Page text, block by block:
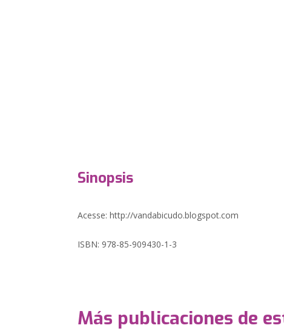
Sinopsis
Acesse: http://vandabicudo.blogspot.com
ISBN: 978-85-909430-1-3
Más publicaciones de